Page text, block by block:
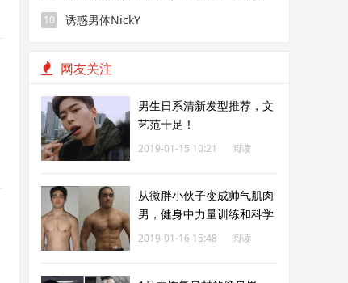
航
10 诱惑男体NickY
网友关注
男生日系清新发型推荐，文
艺范十足！
2019-01-15 10:21
阅读
从微胖小伙子变成帅气肌肉
男，健身中力量训练和科学
计划很重要
2019-01-16 15:48
阅读